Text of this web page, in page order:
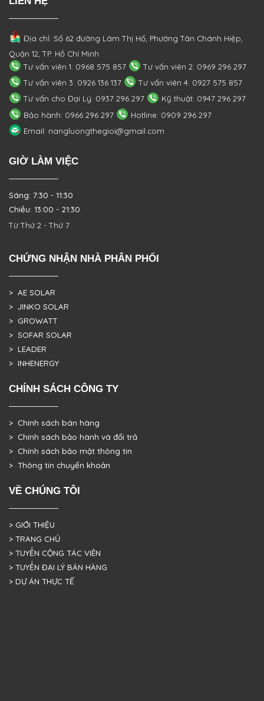
Địa chỉ: Số 62 đường Lâm Thị Hố, PhườngTân Chánh Hiệp,
Quận 12, TP. Hồ Chí Minh
Tư vấn viên 1: 0968 575 857
Tư vấn viên 2: 0969 296 297
Tư vấn viên 3: 0926 136 137
Tư vấn viên 4: 0927 575 857
Tư vấn cho Đại Lý: 0937 296 297
Kỹ thuật: 0947 296 297
Bảo hành: 0966 296 297
Hotline: 0909 296 297
Email: nangluongthegioi@gmail.com
GIỜ LÀM VIỆC
Sáng: 7:30 - 11:30
Chiều: 13:00 - 21:30
Từ Thứ 2 - Thứ 7
CHỨNG NHẬN NHÀ PHÂN PHỐI
> AE SOLAR
> JINKO SOLAR
> GROWATT
> SOFAR SOLAR
> LEADER
> INHENERGY
CHÍNH SÁCH CÔNG TY
> Chính sách bán hàng
> Chính sách bảo hành và đổi trả
> Chính sách bảo mật thông tin
> Thông tin chuyển khoản
VỀ CHÚNG TÔI
> GIỚI THIỆU
> TRANG CHỦ
> TUYỂN CỘNG TÁC VIÊN
> TUYỂN ĐẠI LÝ BÁN HÀNG
> DỰ ÁN THỰC TẾ